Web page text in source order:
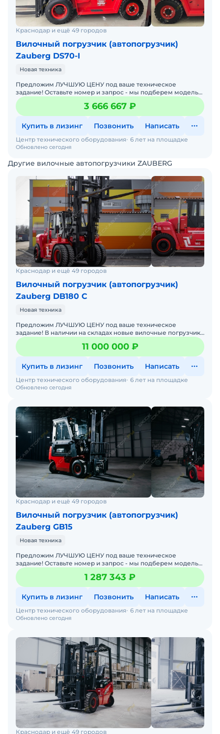
Краснодар и ещё 49 городов
Вилочный погрузчик (автопогрузчик)
Zauberg DS70-I
Новая техника
Предложим ЛУЧШУЮ ЦЕНУ под ваше техническое
задание! Оставьте номер и запрос - мы подберем модель
со СКИДКОЙ. В наличии на складах новые вилочные
погрузчики
3 666 667 ₽
Купить в лизинг Позвонить Написать
Обновлено сегодня
Центр технического оборудования 6 лет на площадке
Другие вилочные автопогрузчики ZAUBERG
Краснодар и ещё 49 городов
Вилочный погрузчик (автопогрузчик)
Zauberg DB180 C
Новая техника
Предложим ЛУЧШУЮ ЦЕНУ под ваше техническое
задание! В наличии на складах новые вилочные погрузчики
с официальной гарантией от производителя. Оперативная
дос
11 000 000 ₽
Купить в лизинг Позвонить Написать
Обновлено сегодня
Центр технического оборудования 6 лет на площадке
Краснодар и ещё 49 городов
Вилочный погрузчик (автопогрузчик)
Zauberg GB15
Новая техника
Предложим ЛУЧШУЮ ЦЕНУ под ваше техническое
задание! Оставьте номер и запрос - мы подберем модель
со СКИДКОЙ. В наличии на складах новые вилочные
погрузчики
1 287 343 ₽
Купить в лизинг Позвонить Написать
Обновлено сегодня
Центр технического оборудования 6 лет на площадке
Краснодар и ещё 49 городов